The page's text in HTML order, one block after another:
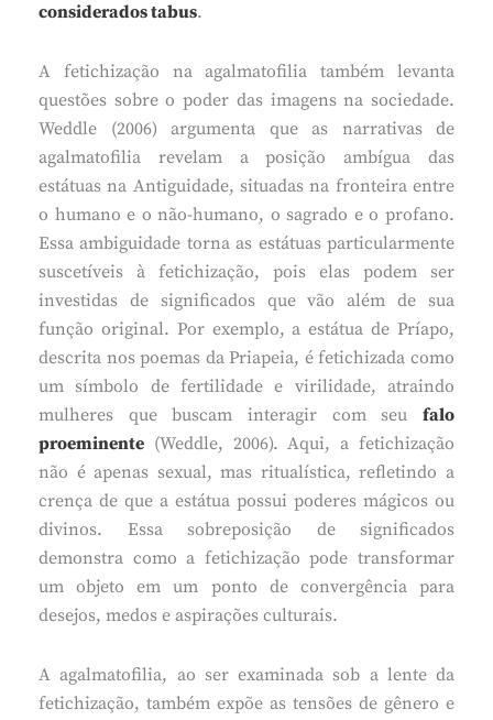
considerados tabus.
A fetichização na agalmatofilia também levanta
questões sobre o poder das imagens na sociedade.
Weddle (2006) argumenta que as narrativas de
agalmatofilia revelam a posição ambígua das
estátuas na Antiguidade, situadas na fronteira entre
o humano e o não-humano, o sagrado e o profano.
Essa ambiguidade torna as estátuas particularmente
suscetíveis à fetichização, pois elas podem ser
investidas de significados que vão além de sua
função original. Por exemplo, a estátua de Príapo,
descrita nos poemas da Priapeia, é fetichizada como
um símbolo de fertilidade e virilidade, atraindo
mulheres que buscam interagir com seu falo
proeminente (Weddle, 2006). Aqui, a fetichização
não é apenas sexual, mas ritualística, refletindo a
crença de que a estátua possui poderes mágicos ou
divinos. Essa sobreposição de significados
demonstra como a fetichização pode transformar
um objeto em um ponto de convergência para
desejos, medos e aspirações culturais.
A agalmatofilia, ao ser examinada sob a lente da
fetichização, também expõe as tensões de gênero e